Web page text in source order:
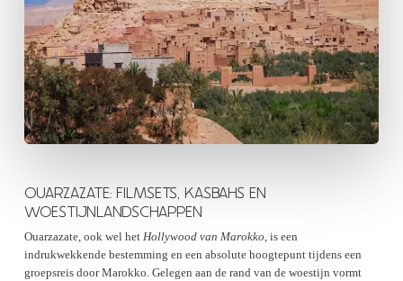
OUARZAZATE: FILMSETS, KASBAHS EN
WOESTIJNLANDSCHAPPEN
Ouarzazate, ook wel het Hollywood van Marokko, is een
indrukwekkende bestemming en een absolute hoogtepunt tijdens een
groepsreis door Marokko. Gelegen aan de rand van de woestijn vormt